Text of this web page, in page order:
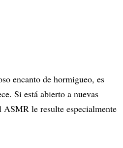
encanto de hormigueo, es
Si está abierto a nuevas
ASMR le resulte especialmente